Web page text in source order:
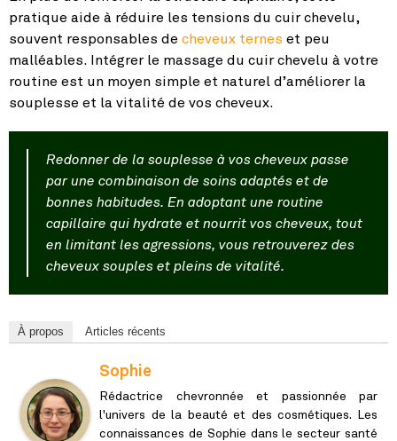
pratique aide à réduire les tensions du cuir chevelu,
souvent responsables de cheveux ternes et peu
malléables. Intégrer le massage du cuir chevelu à votre
routine est un moyen simple et naturel d’améliorer la
souplesse et la vitalité de vos cheveux.
Redonner de la souplesse à vos cheveux passe
par une combinaison de soins adaptés et de
bonnes habitudes. En adoptant une routine
capillaire qui hydrate et nourrit vos cheveux, tout
en limitant les agressions, vous retrouverez des
cheveux souples et pleins de vitalité.
À propos Articles récents
Sophie
Rédactrice chevronnée et passionnée par
l'univers de la beauté et des cosmétiques. Les
connaissances de Sophie dans le secteur santé